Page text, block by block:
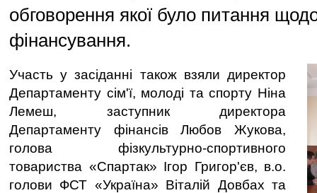
обговорення якої було питання
фінансування.
Участь у засіданні також взяли директор
Департаменту сім'ї, молоді та спорту Ніна
Лемеш, заступник директора
Департаменту фінансів Любов Жукова,
голова фізкультурно-спортивного
товариства «Спартак» Ігор Григор'єв, в.о.
голови ФСТ «Україна» Віталій Довбах та